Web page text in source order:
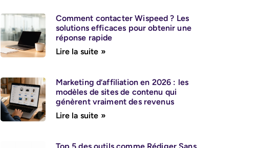
Comment contacter Wispeed ? Les
solutions efficaces pour obtenir une
réponse rapide
Lire la suite »
Marketing d’affiliation en 2026 : les
modèles de sites de contenu qui
génèrent vraiment des revenus
Lire la suite »